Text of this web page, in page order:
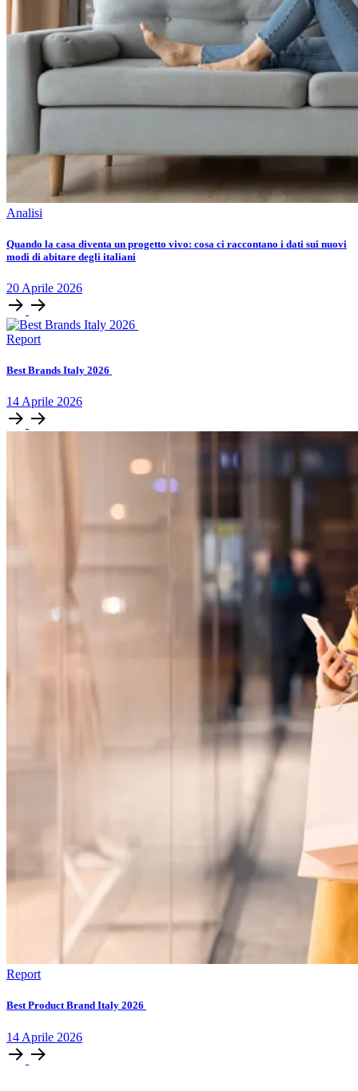
Analisi
Quando la casa diventa un progetto vivo: cosa ci raccontano i dati sui nuovi
modi di abitare degli italiani
20 Aprile 2026
Report
Best Brands Italy 2026
14 Aprile 2026
Report
Best Product Brand Italy 2026
14 Aprile 2026